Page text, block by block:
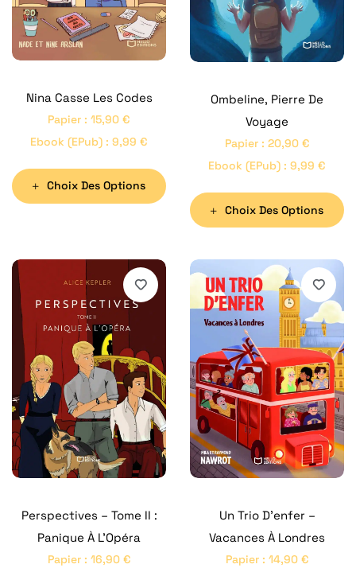
Nina Casse Les Codes
Papier : 15,90 €
Ebook (ePub) : 9,99 €
Choix Des Options
Ombeline, Pierre De
Voyage
Papier: 20,90 €
Ebook (ePub) : 9,99 €
Choix Des Options
Perspectives – Tome II :
Panique À L’Opéra
Papier: 16,90 €
Un Trio D’enfer –
Vacances À Londres
Papier: 14,90 €